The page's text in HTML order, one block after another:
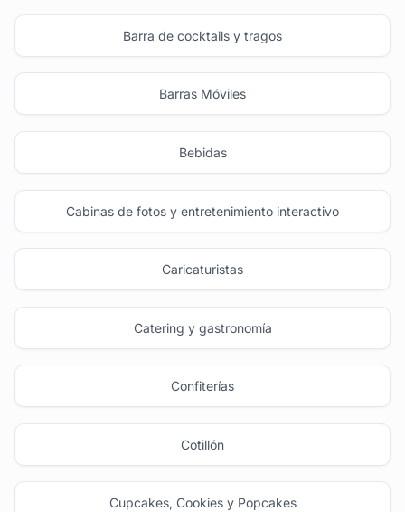
Barra de cocktails y tragos
Barras Móviles
Bebidas
Cabinas de fotos y entretenimiento interactivo
Caricaturistas
Catering y gastronomía
Confiterías
Cotillón
Cupcakes, Cookies y Popcakes